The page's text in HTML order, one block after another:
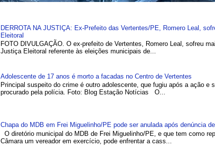
DERROTA NA JUSTIÇA: Ex-Prefeito das Vertentes/PE, Romero Leal,
Eleitoral
FOTO DIVULGAÇÃO. O ex-prefeito de Vertentes, Romero Leal, sofreu
Justiça Eleitoral referente às eleições municipais de...
Adolescente de 17 anos é morto a facadas no Centro de Vertentes
Principal suspeito do crime é outro adolescente, que fugiu após a ação e
procurado pela polícia. Foto: Blog Estação Notícias O...
Chapa do MDB em Frei Miguelinho/PE pode ser anulada após denúncia
O diretório municipal do MDB de Frei Miguelinho/PE, e que tem como
Câmara um vereador em exercício, pode enfrentar a cass...